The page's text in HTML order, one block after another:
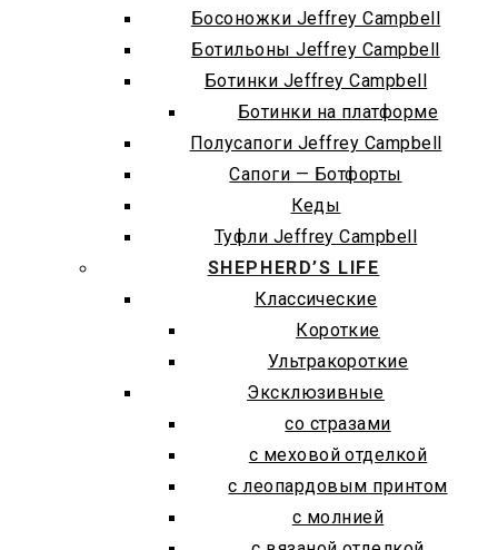
Босоножки Jeffrey Campbell
Ботильоны Jeffrey Campbell
Ботинки Jeffrey Campbell
Ботинки на платформе
Полусапоги Jeffrey Campbell
Сапоги — Ботфорты
Кеды
Туфли Jeffrey Campbell
SHEPHERD’S LIFE
Классические
Короткие
Ультракороткие
Эксклюзивные
со стразами
с меховой отделкой
с леопардовым принтом
с молнией